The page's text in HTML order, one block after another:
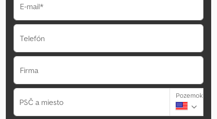
E-mail*
Telefón
Firma
PSČ a miesto
Pozemok